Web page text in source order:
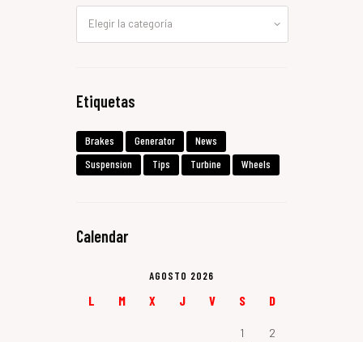
Etiquetas
Brakes Generator
News
Suspension
Tips Turbine Wheels
Calendar
AGOSTO 2026
L M X J V S D
1
2